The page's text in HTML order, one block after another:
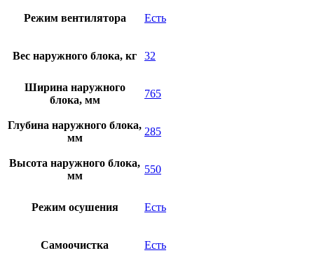
Режим вентилятора Есть
Вес наружного блока, кг 32
Ширина наружного
блока, мм
765
Глубина наружного блока,
мм
285
Высота наружного блока,
мм
550
Режим осушения Есть
Самоочистка Есть